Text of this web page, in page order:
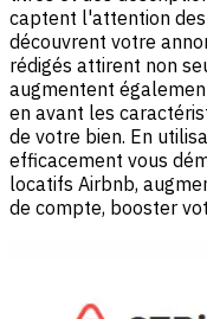
captent l'attention
découvrent votre
rédigés attirent non
augmentent
en avant les
de votre bien. En
efficacement vous
locatifs Airbnb,
de compte, booster